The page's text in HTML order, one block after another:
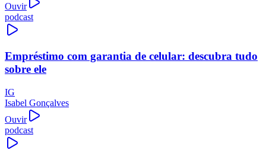
Ouvir
podcast
Empréstimo com garantia de celular: descubra tudo
sobre ele
IG
Isabel Gonçalves
Ouvir
podcast